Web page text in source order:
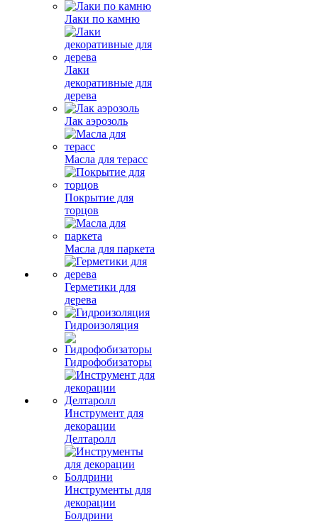
Лаки по камню
Лаки
декоративные для
дерева
Лак аэрозоль
Масла для терасс
Покрытие для
торцов
Масла для паркета
Герметики для
дерева
Гидроизоляция
Гидрофобизаторы
Инструмент для
декорации
Делтаролл
Инструменты для
декорации
Болдрини